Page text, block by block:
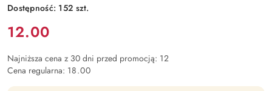
Dostępność: 152 szt.
Cena:
12.00
Najniższa cena z 30 dni przed promocją: 12
Cena regularna: 18.00